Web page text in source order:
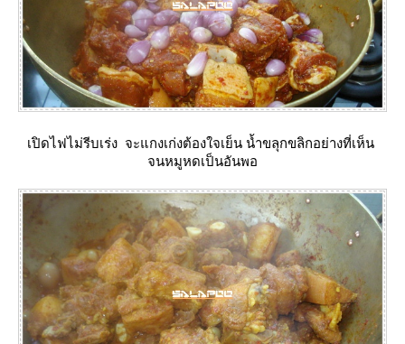
เปิดไฟไม่รีบเร่ง จะแกงเก่งต้องใจเย็น น้ำขลุกขลิกอย่างที่เห็น
จนหมูหดเป็นอันพอ